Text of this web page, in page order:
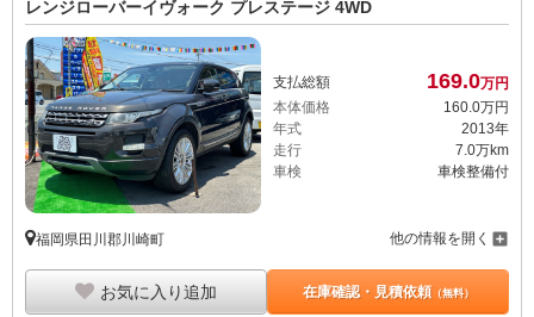
支払総額 169.0万円
走行
7.0万km
車検
車検整備付
福岡県田川郡川崎町 他の情報を開く
お気に入り追加 在庫確認・見積依頼（無料）
ランドローバー